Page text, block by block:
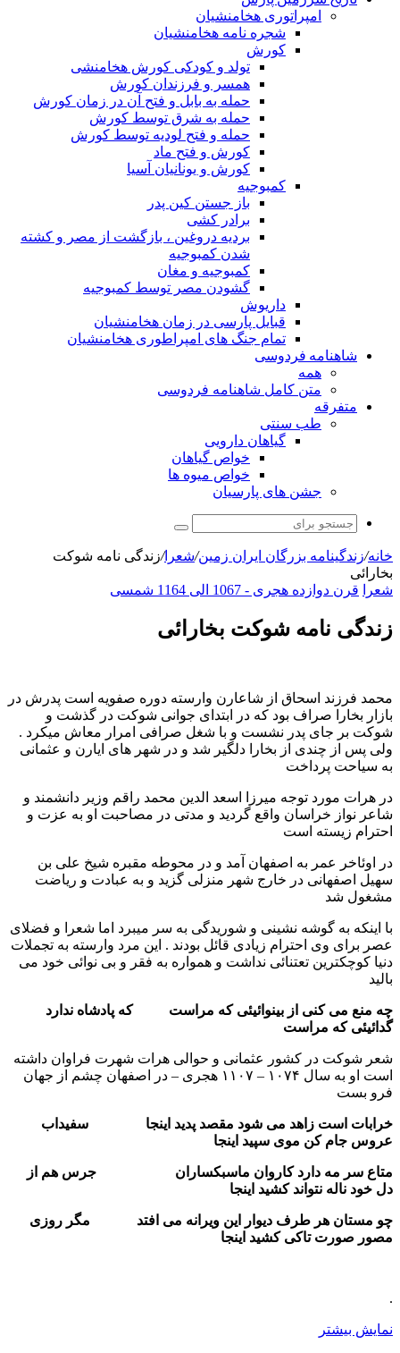
امپراتوری هخامنشیان
شجره نامه هخامنشیان
کورش
تولد و کودکی کورش هخامنشی
همسر و فرزندان کورش
حمله به بابل و فتح آن در زمان کورش
حمله به شرق توسط کورش
حمله و فتح لودیه توسط کورش
کورش و فتح ماد
کورش و یونانیان آسیا
کمبوجیه
باز جستن کین پدر
برادر کشی
بردیه دروغین ، بازگشت از مصر و کشته
شدن کمبوجیه
کمبوجیه و مغان
گشودن مصر توسط کمبوجیه
داریوش
قبایل پارسی در زمان هخامنشیان
تمام جنگ های امپراطوری هخامنشیان
شاهنامه فردوسی
همه
متن کامل شاهنامه فردوسی
متفرقه
طب سنتی
گیاهان دارویی
خواص گیاهان
خواص میوه ها
جشن های پارسیان
جستجو
برای
خانه/زندگینامه بزرگان ایران زمین/شعرا/زندگی نامه شوکت
بخارائی
شعرا
قرن دوازده هجری - 1067 الی 1164 شمسی
زندگی نامه شوکت بخارائی
محمد فرزند اسحاق از شاعارن وارسته دوره صفویه است پدرش در
بازار بخارا صراف بود که در ابتدای جوانی شوکت در گذشت و
شوکت بر جای پدر نشست و با شغل صرافی امرار معاش میکرد .
ولی پس از چندی از بخارا دلگیر شد و در شهر های ایارن و عثمانی
به سیاحت پرداخت
در هرات مورد توجه میرزا اسعد الدین محمد راقم وزیر دانشمند و
شاعر نواز خراسان واقع گردید و مدتی در مصاحبت او به عزت و
احترام زیسته است
در اوئاخر عمر به اصفهان آمد و در محوطه مقبره شیخ علی بن
سهیل اصفهانی در خارج شهر منزلی گزید و به عبادت و ریاضت
مشغول شد
با اینکه به گوشه نشینی و شوریدگی به سر میبرد اما شعرا و فضلای
عصر برای وی احترام زیادی قائل بودند . این مرد وارسته به تجملات
دنیا کوچکترین تعتنائی نداشت و همواره به فقر و بی نوائی خود می
بالید
چه منع می کنی از بینوائیئی که مراست که پادشاه ندارد
گدائیئی که مراست
شعر شوکت در کشور عثمانی و حوالی هرات شهرت فراوان داشته
است او به سال ۱۰۷۴ – ۱۱۰۷ هجری – در اصفهان چشم از جهان
فرو بست
خرابات است زاهد می شود مقصد پدید اینجا سفیداب
عروس جام کن موی سپید اینجا
متاع سر مه دارد کاروان ماسبکساران جرس هم از
دل خود ناله نتواند کشید اینجا
چو مستان هر طرف دیوار این ویرانه می افتد مگر روزی
مصور صورت تاکی کشید اینجا
.
نمایش بیشتر